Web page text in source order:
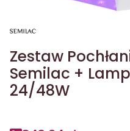
Zestaw
Semilac +
24/48W